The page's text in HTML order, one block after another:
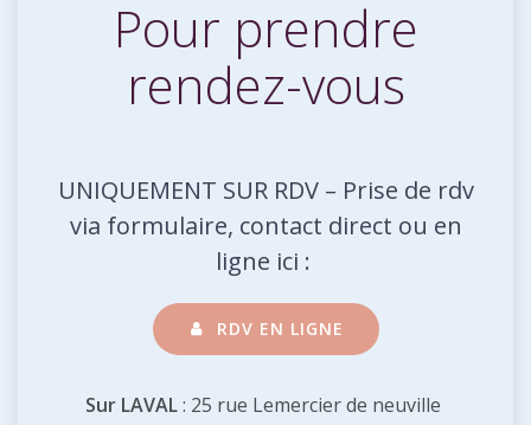
Pour prendre
rendez-vous
UNIQUEMENT SUR RDV – Prise de rdv
via formulaire, contact direct ou en
ligne ici :
RDV EN LIGNE
Sur LAVAL: 25 rue Lemercier de neuville